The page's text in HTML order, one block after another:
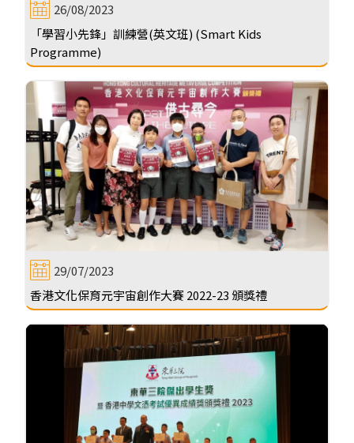
26/08/2023
「學習小先鋒」訓練營(英文班) (Smart Kids
Programme)
29/07/2023
香港文化保育元宇宙創作大賽 2022-23 頒獎禮